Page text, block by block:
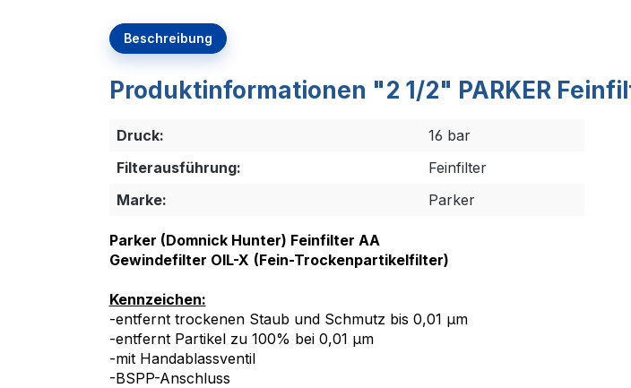
Beschreibung
Produktinformationen "2 1/2" PARKER
Druck:
16 bar
Filterausführung:
Feinfilter
Marke:
Parker
Parker (Domnick Hunter) Feinfilter AA
Gewindefilter OIL-X (Fein-Trockenpartikelfilter)
Kennzeichen:
-entfernt trockenen Staub und Schmutz bis 0,01 µm
-entfernt Partikel zu 100% bei 0,01 µm
-mit Handablassventil
-BSPP-Anschluss